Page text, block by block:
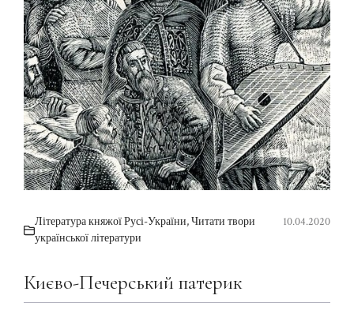
Література княжої Русі-України,Читати твори
української літератури
10.04.2020
Києво-Печерський патерик